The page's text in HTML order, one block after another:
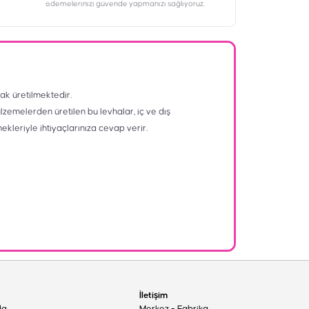
ödemelerinizi güvende yapmanızı sağlıyoruz.
üretilmektedir.
üretilen bu levhalar, iç ve dış
ihtiyaçlarınıza cevap verir.
İletişim